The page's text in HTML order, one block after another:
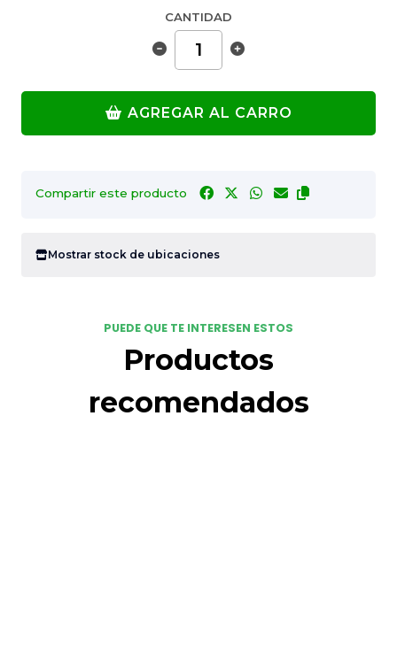
CANTIDAD
AGREGAR AL CARRO
Compartir este producto
Mostrar stock de ubicaciones
PUEDE QUE TE INTERESEN ESTOS
Productos
recomendados